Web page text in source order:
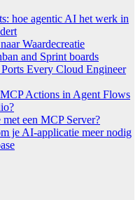
hoe agentic AI het werk in
Waardecreatie
and Sprint boards
Every Cloud Engineer
Actions in Agent Flows
een MCP Server?
je AI-applicatie meer nodig